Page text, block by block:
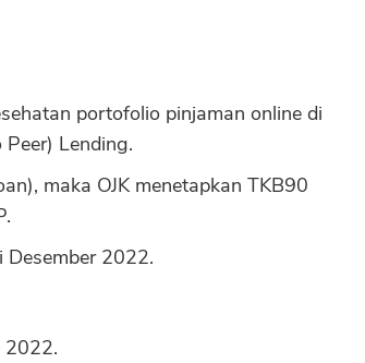
portofolio pinjaman online di
Lending.
maka OJK menetapkan TKB90
2022.
2022.